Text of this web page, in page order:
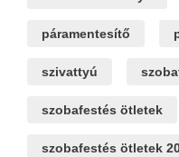
páramentesítő
szivattyú
szobafestés ötletek
szobafestés ötletek